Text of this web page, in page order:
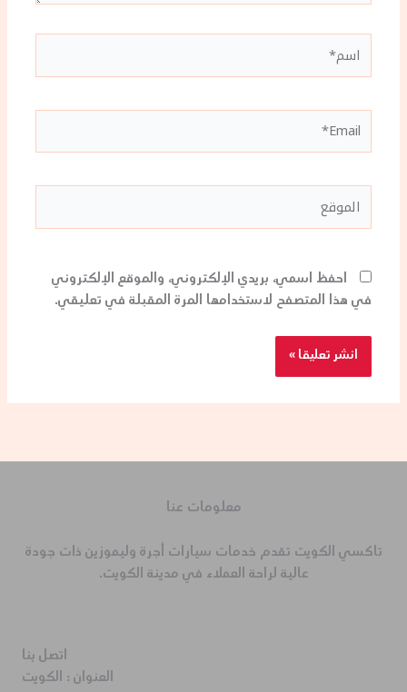
احفظ اسمي، بريدي الإلكتروني، والموقع الإلكتروني
في هذا المتصفح لاستخدامها المرة المقبلة في تعليقي.
معلومات عنا
تاكسي الكويت تقدم خدمات سيارات أجرة وليموزين ذات جودة
عالية لراحة العملاء في مدينة الكويت.
اتصل بنا
العنوان : الكويت